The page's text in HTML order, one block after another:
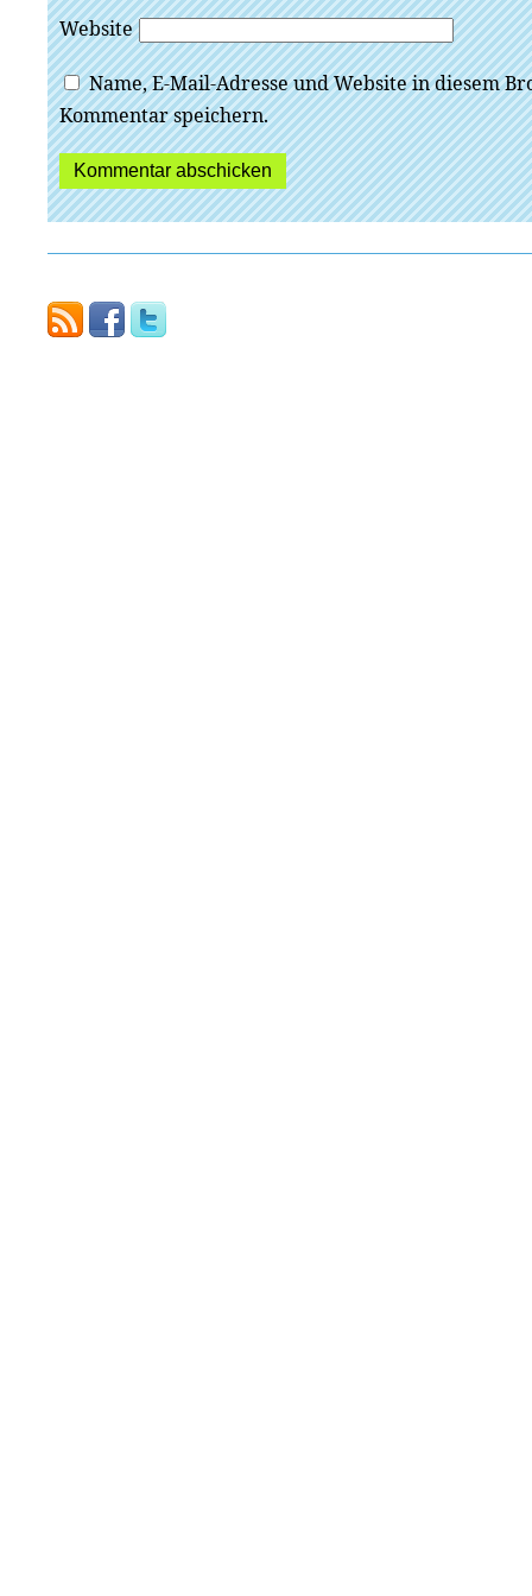
Website
Name, E-Mail-Adresse und Website in diesem
Kommentar speichern.